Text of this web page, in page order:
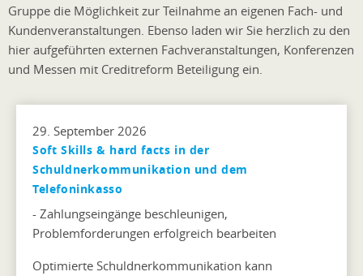
Gruppe die Möglichkeit zur Teilnahme an eigenen Fach- und
Kundenveranstaltungen. Ebenso laden wir Sie herzlich zu den
hier aufgeführten externen Fachveranstaltungen, Konferenzen
und Messen mit Creditreform Beteiligung ein.
29. September 2026
Soft Skills & hard facts in der
Schuldnerkommunikation und dem
Telefoninkasso
- Zahlungseingänge beschleunigen,
Problemforderungen erfolgreich bearbeiten
Optimierte Schuldnerkommunikation kann